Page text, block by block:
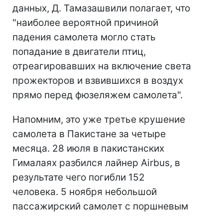
данных, Д. Тамазашвили полагает, что
"наиболее вероятной причиной
падения самолета могло стать
попадание в двигатели птиц,
отреагировавших на включение света
прожекторов и взвившихся в воздух
прямо перед фюзеляжем самолета".
Напомним, это уже третье крушение
самолета в Пакистане за четыре
месяца. 28 июля в пакистанских
Гималаях разбился лайнер Airbus, в
результате чего погибли 152
человека. 5 ноября небольшой
пассажирский самолет с поршневым